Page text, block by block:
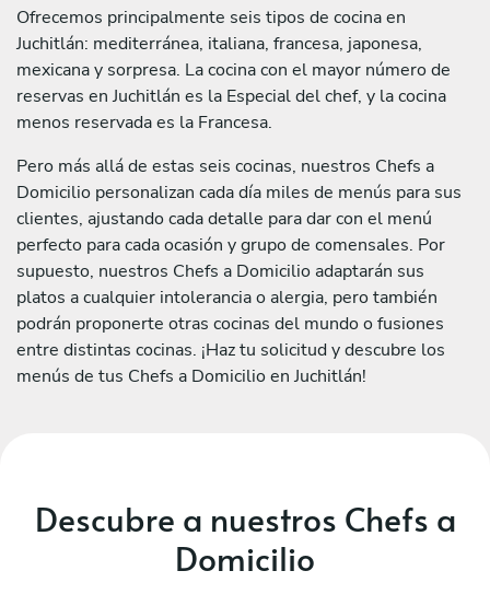
Ofrecemos principalmente seis tipos de cocina en
Juchitlán: mediterránea, italiana, francesa, japonesa,
mexicana y sorpresa. La cocina con el mayor número de
reservas en Juchitlán es la Especial del chef, y la cocina
menos reservada es la Francesa.
Pero más allá de estas seis cocinas, nuestros Chefs a
Domicilio personalizan cada día miles de menús para sus
clientes, ajustando cada detalle para dar con el menú
perfecto para cada ocasión y grupo de comensales. Por
supuesto, nuestros Chefs a Domicilio adaptarán sus
platos a cualquier intolerancia o alergia, pero también
podrán proponerte otras cocinas del mundo o fusiones
entre distintas cocinas. ¡Haz tu solicitud y descubre los
menús de tus Chefs a Domicilio en Juchitlán!
Descubre a nuestros Chefs a
Domicilio